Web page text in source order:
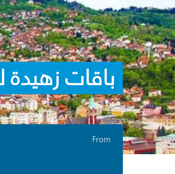
باقات
From